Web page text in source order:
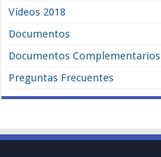
Vídeos 2018
Documentos
Documentos Complementarios
Preguntas Frecuentes